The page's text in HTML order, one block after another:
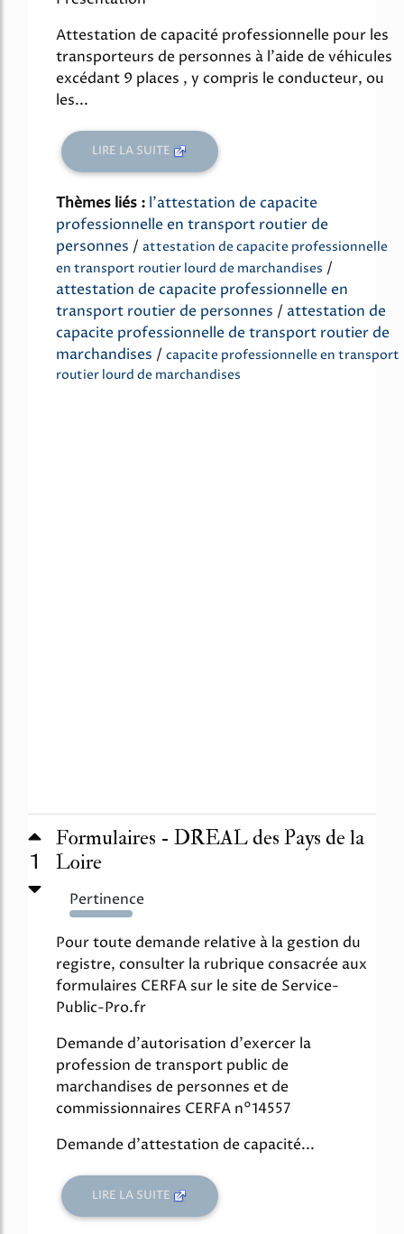
Attestation de capacité professionnelle pour les
transporteurs de personnes à l'aide de véhicules
excédant 9 places , y compris le conducteur, ou
les...
LIRE LA SUITE
Thèmes liés : l'attestation de capacite
professionnelle en transport routier de
personnes / attestation de capacite professionnelle
en transport routier lourd de marchandises /
attestation de capacite professionnelle en
transport routier de personnes / attestation de
capacite professionnelle de transport routier de
marchandises / capacite professionnelle en transport
routier lourd de marchandises
1
Formulaires - DREAL des Pays de la
Loire
Pertinence
2128%
Pour toute demande relative à la gestion du
registre, consulter la rubrique consacrée aux
formulaires CERFA sur le site de Service-
Public-Pro.fr
Demande d'autorisation d'exercer la
profession de transport public de
marchandises de personnes et de
commissionnaires CERFA n°14557
Demande d'attestation de capacité...
LIRE LA SUITE